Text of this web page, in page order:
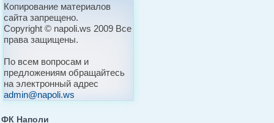
Копирование материалов
сайта запрещено.
Copyright © napoli.ws 2009 Все
права защищены.
По всем вопросам и
предложениям обращайтесь
на электронный адрес
admin@napoli.ws
ФК Наполи